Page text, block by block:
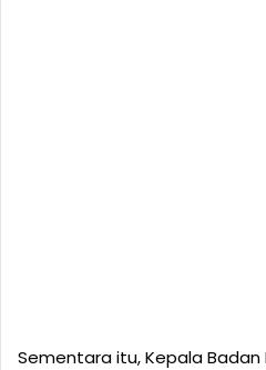
Sementara itu, Kepala